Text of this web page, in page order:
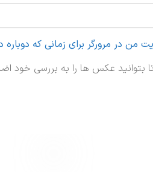
من در مرورگر برای زمانی که
بتوانید عکس ها را به بررسی خود